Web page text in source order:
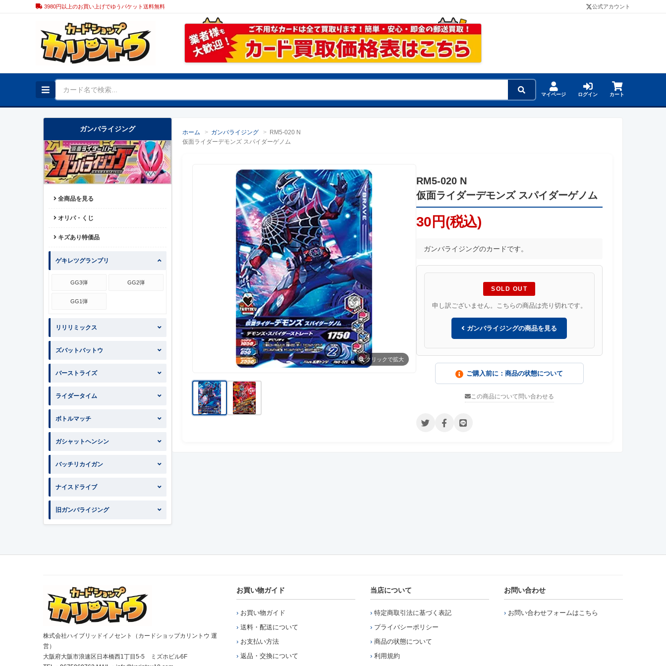
3980円以上のお買い上げでゆうパケット送料無料 公式アカウント
マイページ ログイン カート
ガンバライジング
全商品を見る
オリパ・くじ
キズあり特価品
ゲキレツグランプリ
GG3弾 GG2弾
GG1弾
リリリミックス
ズバットバットウ
バーストライズ
ライダータイム
ボトルマッチ
ガシャットヘンシン
バッチリカイガン
ナイスドライブ
旧ガンバライジング
ホーム > ガンバライジング > RM5-020 N
仮面ライダーデモンズ スパイダーゲノム
クリック で拡大
RM5-020 N
仮面ライダーデモンズ スパイダーゲノム
30円(税込)
ガンバライジングのカードです。
SOLD OUT
申し訳ございません。こちらの商品は売り切れです。
ガンバライジングの商品を見る
ご購入前に：商品の状態について
この商品について問い合わせる
株式会社ハイブリッドイノセント（カードショップカリントウ 運
営）
大阪府大阪市浪速区日本橋西1丁目5-5 ミズホビル6F
お買い物ガイド
お買い物ガイド
送料・配送について
お支払い方法
返品・交換について
当店について
特定商取引法に基づく表記
プライバシーポリシー
商品の状態について
利用規約
お問い合わせ
お問い合わせフォームはこちら